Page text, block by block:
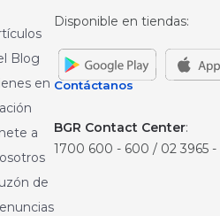
Blog
en
a
de
Disponible en tiendas:
Contáctanos
BGR Contact Center:
1700 600 - 600 / 02 3965